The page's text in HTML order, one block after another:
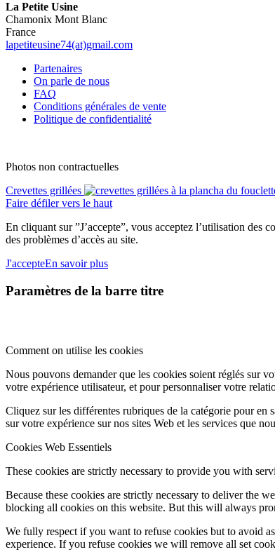
La Petite Usine
Chamonix Mont Blanc
France
lapetiteusine74(at)gmail.com
Partenaires
On parle de nous
FAQ
Conditions générales de vente
Politique de confidentialité
Photos non contractuelles
Crevettes grillées
Faire défiler vers le haut
En cliquant sur ”J’accepte”, vous acceptez l’utilisation
des problèmes d’accès au site.
J'accepteEn savoir plus
Paramètres de la barre titre
Comment on utilise les cookies
Nous pouvons demander que les cookies soient réglés sur
votre expérience utilisateur, et pour personnaliser votre
Cliquez sur les différentes rubriques de la catégorie pour en
sur votre expérience sur nos sites Web et les services que
Cookies Web Essentiels
These cookies are strictly necessary to provide you with
Because these cookies are strictly necessary to deliver the
blocking all cookies on this website. But this will always
We fully respect if you want to refuse cookies but to avoid
experience. If you refuse cookies we will remove all set